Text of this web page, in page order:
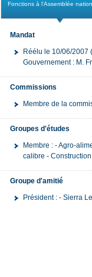
Fonctions à l'Assemblée
Mandat
Réélu le 10/06/2007
Gouvernement : M.
Commissions
Membre de la
Groupes d'études
Membre : - Agro-
calibre -
Groupe d'amitié
Président : - Sierra